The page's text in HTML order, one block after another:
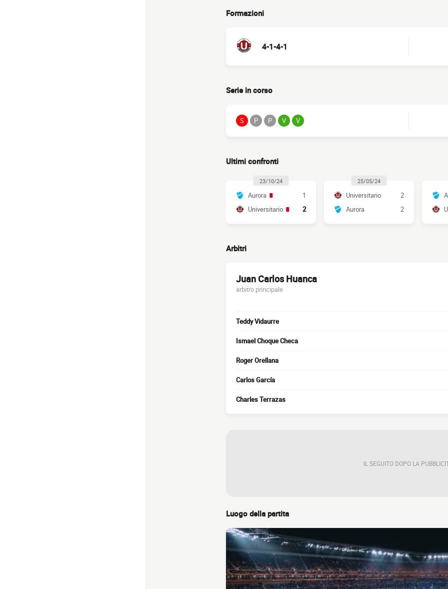
Formazioni
4-1-4-1
Serie in corso
S P P V V
Ultimi confronti
23/10/24
Aurora
1
Universitario
2
25/05/24
Universitario
2
Aurora
2
Arbitri
Juan Carlos Huanca
arbitro principale
Teddy Vidaurre
Ismael Choque Checa
Roger Orellana
Carlos García
Charles Terrazas
IL SEGUITO DOPO LA
Luogo della partita